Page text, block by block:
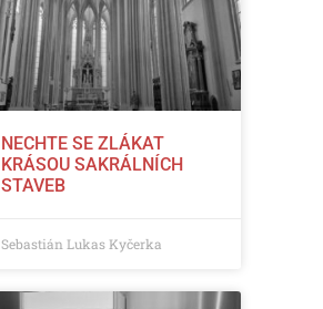
NECHTE SE ZLÁKAT
KRÁSOU SAKRÁLNÍCH
STAVEB
Sebastián Lukas Kyčerka